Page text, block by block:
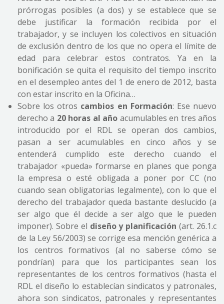
prórrogas posibles (a dos) y se establece que se
debe justificar la formación recibida por el
trabajador, y se incluyen los colectivos en situación
de exclusión dentro de los que no opera el límite de
edad para celebrar estos contratos. Ya en la
bonificación se quita el requisito del tiempo inscrito
en el desempleo antes del 1 de enero de 2012, basta
con estar inscrito en la Oficina…
Sobre los otros cambios en Formación: Ese nuevo
derecho a 20 horas al año acumulables en tres años
introducido por el RDL se operan dos cambios,
pasan a ser acumulables en cinco años y se
entenderá cumplido este derecho cuando el
trabajador «pueda» formarse en planes que ponga
la empresa o esté obligada a poner por CC (no
cuando sean obligatorias legalmente), con lo que el
derecho del trabajador queda bastante deslucido (a
ser algo que él decide a ser algo que le pueden
imponer). Sobre el diseño y planificación (art. 26.1.c
de la Ley 56/2003) se corrige esa mención genérica a
los centros formativos (al no saberse cómo se
pondrían) para que los participantes sean los
representantes de los centros formativos (hasta el
RDL el diseño lo establecían sindicatos y patronales,
ahora son sindicatos, patronales y representantes